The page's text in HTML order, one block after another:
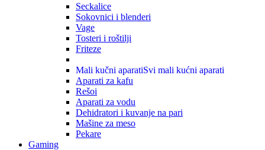
Seckalice
Sokovnici i blenderi
Vage
Tosteri i roštilji
Friteze
Mali kučni aparatiSvi mali kućni aparati
Aparati za kafu
Rešoi
Aparati za vodu
Dehidratori i kuvanje na pari
Mašine za meso
Pekare
Gaming